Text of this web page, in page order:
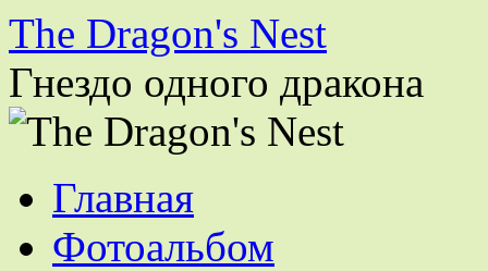
The Dragon's Nest
Гнездо одного дракона
Перейти
содержимому
Главная
Фотоальбом